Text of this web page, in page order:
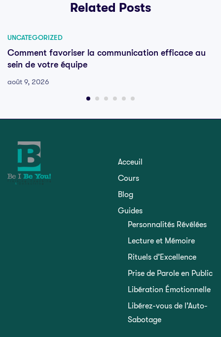
Related Posts
UNCATEGORIZED
Comment favoriser la communication efficace au
sein de votre équipe
août 9, 2026
Acceuil
Cours
Blog
Guides
Personnalités Révélées
Lecture et Mémoire
Rituels d’Excellence
Prise de Parole en Public
Libération Émotionnelle
Libérez-vous de l’Auto-
Sabotage